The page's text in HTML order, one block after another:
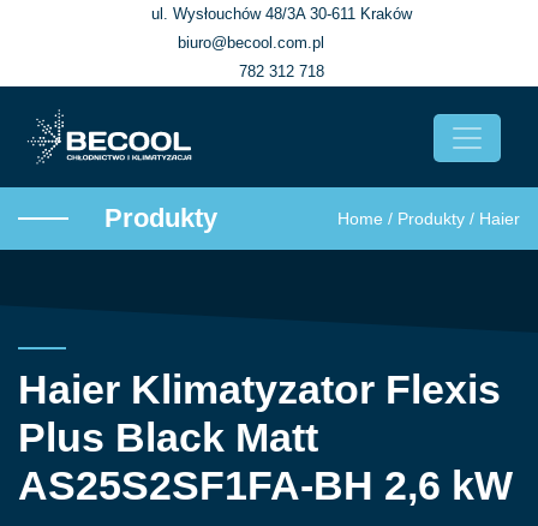
ul. Wysłouchów 48/3A 30-611 Kraków
biuro@becool.com.pl
782 312 718
Produkty Home / Produkty / Haier
Haier Klimatyzator Flexis
Plus Black Matt
AS25S2SF1FA-BH 2,6 kW